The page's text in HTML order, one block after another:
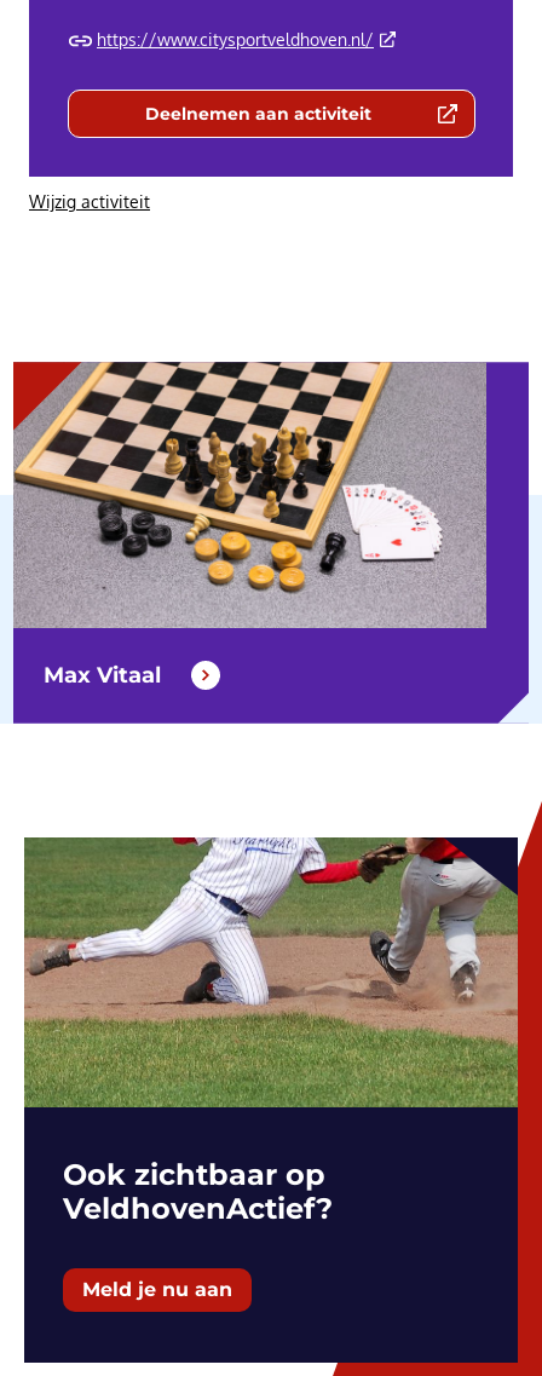
https://www.citysportveldhoven.nl/ (Deze link gaat naar
Deelnemen aan activiteit(Deze link gaat naar een externe
Wijzig activiteit
Max Vitaal
Ook zichtbaar op
VeldhovenActief?
Meld je nu aan